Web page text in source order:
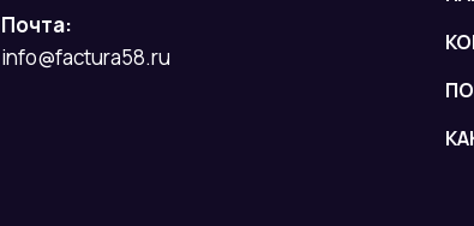
Почта:
info@factura58.ru